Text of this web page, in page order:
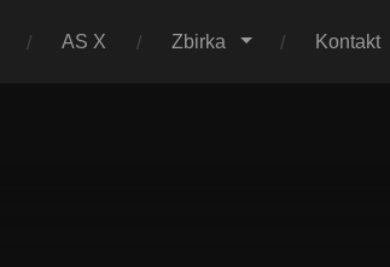
AS X Zbirka Kontakt